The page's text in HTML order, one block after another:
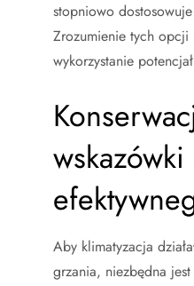
stopniowo
Zrozumienie tych opcji
wykorzystanie
Aby klimatyzacja
grzania, niezbędna